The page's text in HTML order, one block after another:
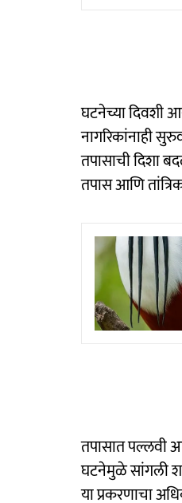
घटनेच्या दिवशी
नागरिकांनाही
तपासाची दिशा
तपास आणि
तपासात पल्लवी
घटनेमुळे सांगली
या प्रकरणाचा